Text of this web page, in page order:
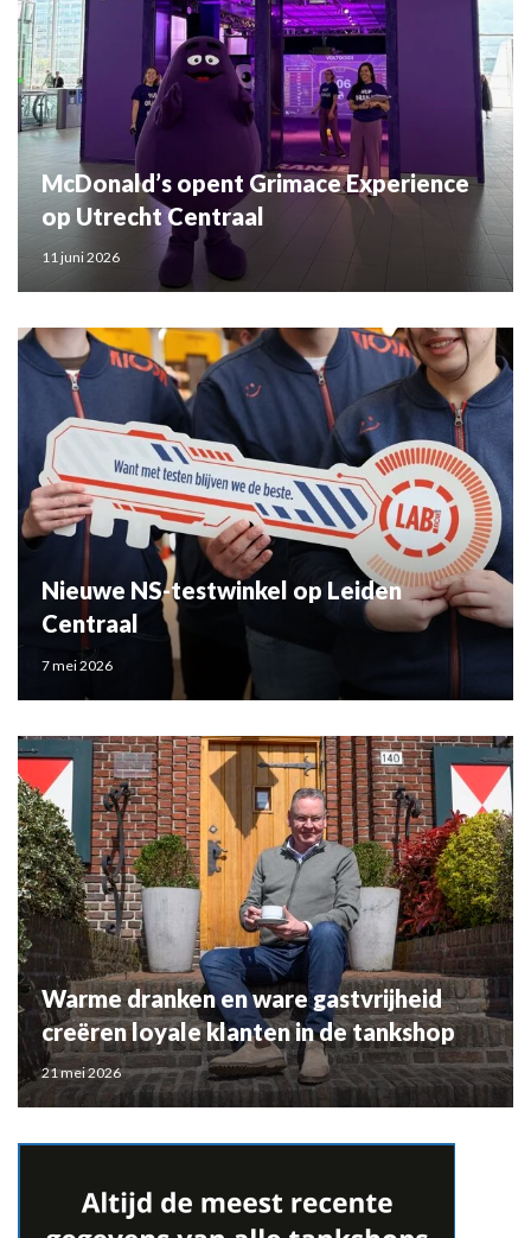
McDonald’s opent Grimace Experience
op Utrecht Centraal
11 juni 2026
Nieuwe NS-testwinkel op Leiden
Centraal
7 mei 2026
Warme dranken en ware gastvrijheid
creëren loyale klanten in de tankshop
21 mei 2026